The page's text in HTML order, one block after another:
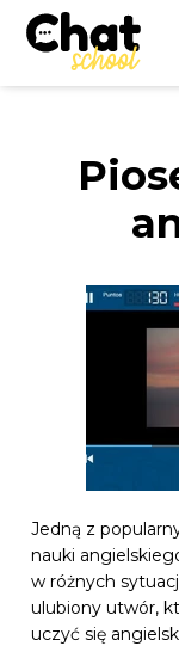
Jedną z
nauki
w różnych
ulubiony utwór,
uczyć się